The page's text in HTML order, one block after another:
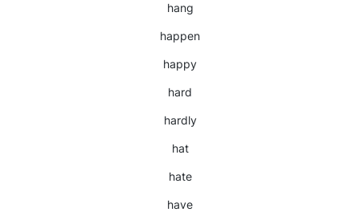
hang
happen
happy
hard
hardly
hat
hate
have